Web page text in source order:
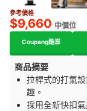
參考價格
$9,660 中價位
Coupang酷澎
商品摘要
拉桿式的打氣
趣。
採用全新快扣